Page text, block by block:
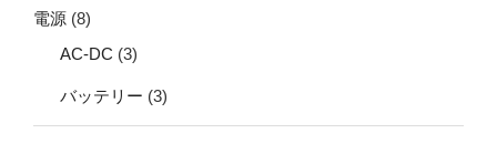
電源 (8)
AC-DC (3)
バッテリー (3)